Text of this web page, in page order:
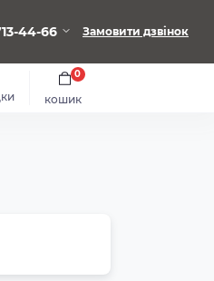
44-66 Замовити дзвінок
кошик
0